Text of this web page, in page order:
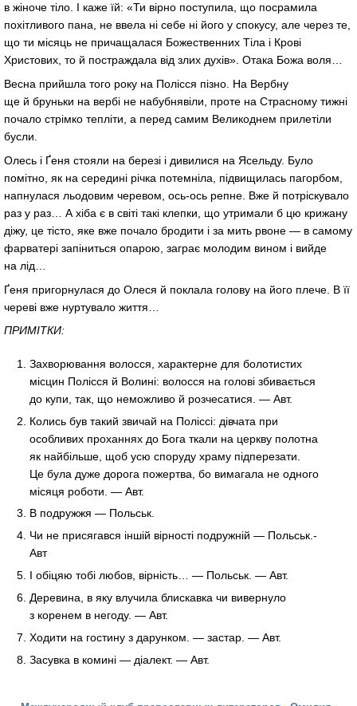
в жіноче тіло. І каже їй: «Ти вірно поступила, що посрамила
похітливого пана, не ввела ні себе ні його у спокусу, але через те,
що ти місяць не причащалася Божественних Тіла і Крові
Христових, то й постраждала від злих духів». Отака Божа воля…
Весна прийшла того року на Полісся пізно. На Вербну
ще й бруньки на вербі не набубнявіли, проте на Страсному тижні
почало стрімко тепліти, а перед самим Великоднем прилетіли
бусли.
Олесь і Ґеня стояли на березі і дивилися на Ясельду. Було
помітно, як на середині річка потемніла, підвищилась пагорбом,
напнулася льодовим черевом, ось-ось репне. Вже й потріскувало
раз у раз… А хіба є в світі такі клепки, що утримали б цю крижану
діжу, це тісто, яке вже почало бродити і за мить рвоне — в самому
фарватері запіниться опарою, заграє молодим вином і вийде
на лід…
Ґеня пригорнулася до Олеся й поклала голову на його плече. В її
череві вже нуртувало життя…
ПРИМІТКИ:
Захворювання волосся, характерне для болотистих
місцин Полісся й Волині: волосся на голові збивається
до купи, так, що неможливо й розчесатися. — Авт.
Колись був такий звичай на Поліссі: дівчата при
особливих проханнях до Бога ткали на церкву полотна
як найбільше, щоб усю споруду храму підперезати.
Це була дуже дорога пожертва, бо вимагала не одного
місяця роботи. — Авт.
В подружжя — Польськ.
Чи не присягався іншій вірності подружній — Польськ.-
Авт
І обіцяю тобі любов, вірність… — Польськ. — Авт.
Деревина, в яку влучила блискавка чи вивернуло
з коренем в негоду. — Авт.
Ходити на гостину з дарунком. — застар. — Авт.
Засувка в комині — діалект. — Авт.